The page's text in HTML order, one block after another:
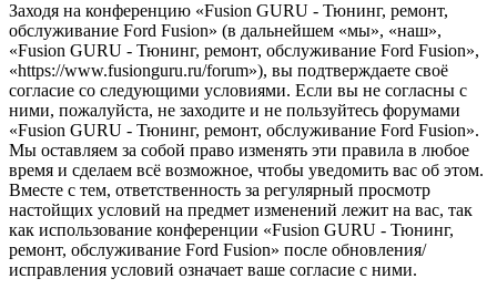
Заходя на конференцию «Fusion GURU - Тюнинг, ремонт,
обслуживание Ford Fusion» (в дальнейшем «мы», «наш»,
«Fusion GURU - Тюнинг, ремонт, обслуживание Ford Fusion»,
«https://www.fusionguru.ru/forum»), вы подтверждаете своё
согласие со следующими условиями. Если вы не согласны с
ними, пожалуйста, не заходите и не пользуйтесь форумами
«Fusion GURU - Тюнинг, ремонт, обслуживание Ford Fusion».
Мы оставляем за собой право изменять эти правила в любое
время и сделаем всё возможное, чтобы уведомить вас об этом.
Вместе с тем, ответственность за регулярный просмотр
настойщих условий на предмет изменений лежит на вас, так
как использование конференции «Fusion GURU - Тюнинг,
ремонт, обслуживание Ford Fusion» после обновления/
исправления условий означает ваше согласие с ними.